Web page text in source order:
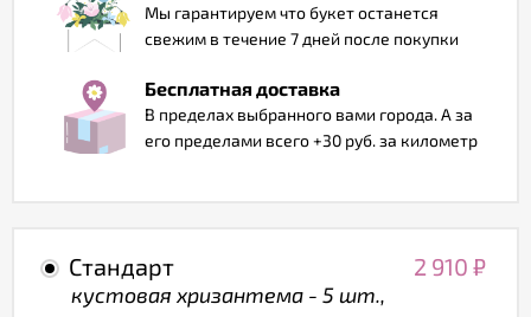
Мы гарантируем что букет останется
свежим в течение 7 дней после покупки
Бесплатная доставка
В пределах выбранного вами города. А за
его пределами всего +30 руб. за километр
Стандарт 2 910 ₽
кустовая хризантема - 5 шт.,